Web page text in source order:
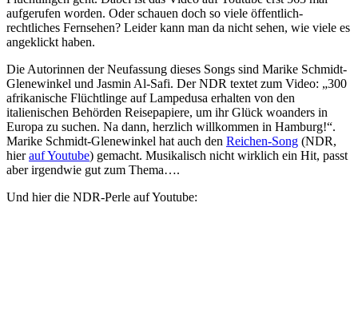
aufgerufen worden. Oder schauen doch so viele öffentlich-
rechtliches Fernsehen? Leider kann man da nicht sehen, wie viele es
angeklickt haben.
Die Autorinnen der Neufassung dieses Songs sind Marike Schmidt-
Glenewinkel und Jasmin Al-Safi. Der NDR textet zum Video: „300
afrikanische Flüchtlinge auf Lampedusa erhalten von den
italienischen Behörden Reisepapiere, um ihr Glück woanders in
Europa zu suchen. Na dann, herzlich willkommen in Hamburg!“.
Marike Schmidt-Glenewinkel hat auch den Reichen-Song (NDR,
hierauf Youtube) gemacht. Musikalisch nicht wirklich ein Hit, passt
aber irgendwie gut zum Thema….
Und hier die NDR-Perle auf Youtube: